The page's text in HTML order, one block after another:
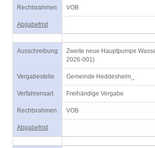
Rechtsrahmen VOB
Abgabefrist
Ausschreibung
Zweite neue Hauptpumpe
2026-001)
Vergabestelle Gemeinde Heddesheim_
Verfahrensart Freihändige Vergabe
Rechtsrahmen VOB
Abgabefrist